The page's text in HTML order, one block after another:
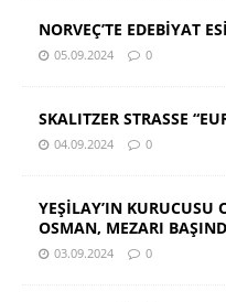
NORVEÇ’TE EDEBİYAT
05.09.2024 0
SKALITZER STRASSE
04.09.2024 0
YEŞİLAY’IN KURUCUSU
OSMAN, MEZARI
03.09.2024 0